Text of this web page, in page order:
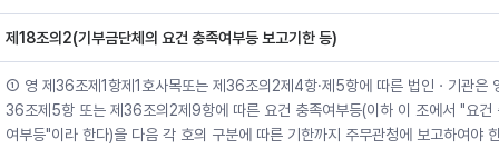
제18조의2(기부금단체의 요건 충족여부등 보고기한 등)
① 영 제36조제1항제1호사목또는 제36조의2제4항·제5항에 따른 법인ㆍ기관은
36조제5항 또는 제36조의2제9항에 따른 요건 충족여부등(이하 이 조에서 "요건
여부등"이라 한다)을 다음 각 호의 구분에 따른 기한까지 주무관청에 보고하여야